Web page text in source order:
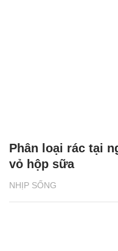
NHỊP SỐNG
Phân loại rác tại
vỏ hộp sữa